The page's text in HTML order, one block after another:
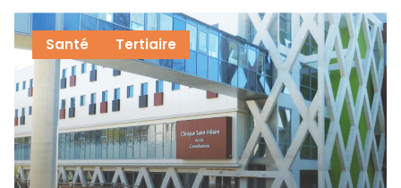
Santé Tertiaire